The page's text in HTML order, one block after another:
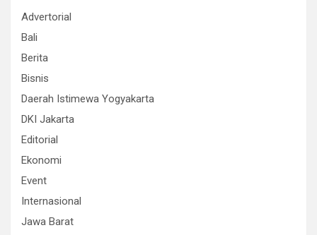
Advertorial
Bali
Berita
Bisnis
Daerah Istimewa Yogyakarta
DKI Jakarta
Editorial
Ekonomi
Event
Internasional
Jawa Barat